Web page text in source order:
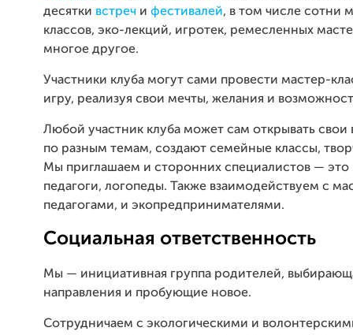
десятки встреч и фестивалей, в том числе сотни
классов, эко-лекций, игротек, ремесленных
многое другое.
Участники клуба могут сами провести мастер-
игру, реализуя свои мечты, желания и
Любой участник клуба может сам открывать свои
по разным темам, создают семейные классы,
Мы приглашаем и сторонних специалистов — это
педагоги, логопеды. Также взаимодействуем с
педагогами, и экопредпринимателями.
Социальная ответственность
Мы — инициативная группа родителей,
направления и пробующие новое.
Сотрудничаем с экологическими и